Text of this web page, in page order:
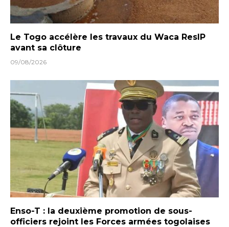
Le Togo accélère les travaux du Waca ResIP
avant sa clôture
09/08/2026
Enso-T : la deuxième promotion de sous-
officiers rejoint les Forces armées togolaises